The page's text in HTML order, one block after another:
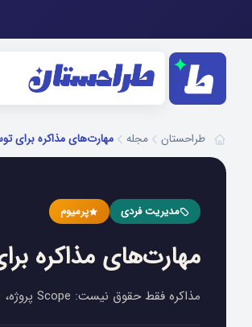
طراحستان مجله مهارت‌های مذاکره برای
مدیریت فردی پرمیوم
مهارت‌های مذاکره
مذاکره فقط حقوق نیست: Scope پروژه، Deadline، تکنولوژی و شرایط کار.